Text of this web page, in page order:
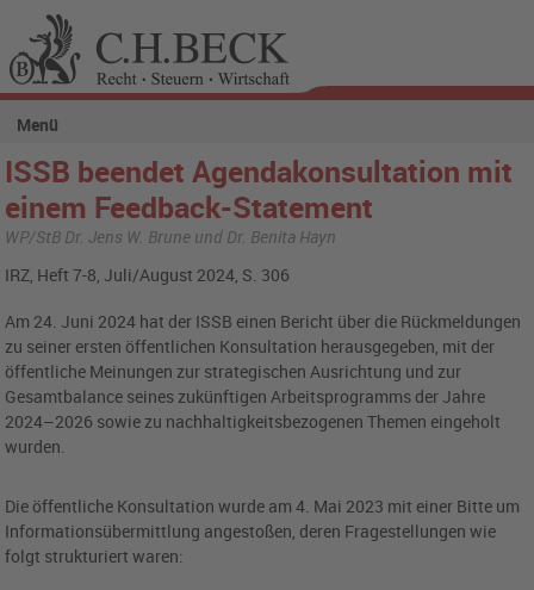
Menü
ISSB beendet Agendakonsultation mit
einem Feedback-Statement
WP/StB Dr. Jens W. Brune und Dr. Benita Hayn
IRZ, Heft 7-8, Juli/August 2024, S. 306
Am 24. Juni 2024 hat der ISSB einen Bericht über die Rückmeldungen
zu seiner ersten öffentlichen Konsultation herausgegeben, mit der
öffentliche Meinungen zur strategischen Ausrichtung und zur
Gesamtbalance seines zukünftigen Arbeitsprogramms der Jahre
2024–2026 sowie zu nachhaltigkeitsbezogenen Themen eingeholt
wurden.
Die öffentliche Konsultation wurde am 4. Mai 2023 mit einer Bitte um
Informationsübermittlung angestoßen, deren Fragestellungen wie
folgt strukturiert waren: